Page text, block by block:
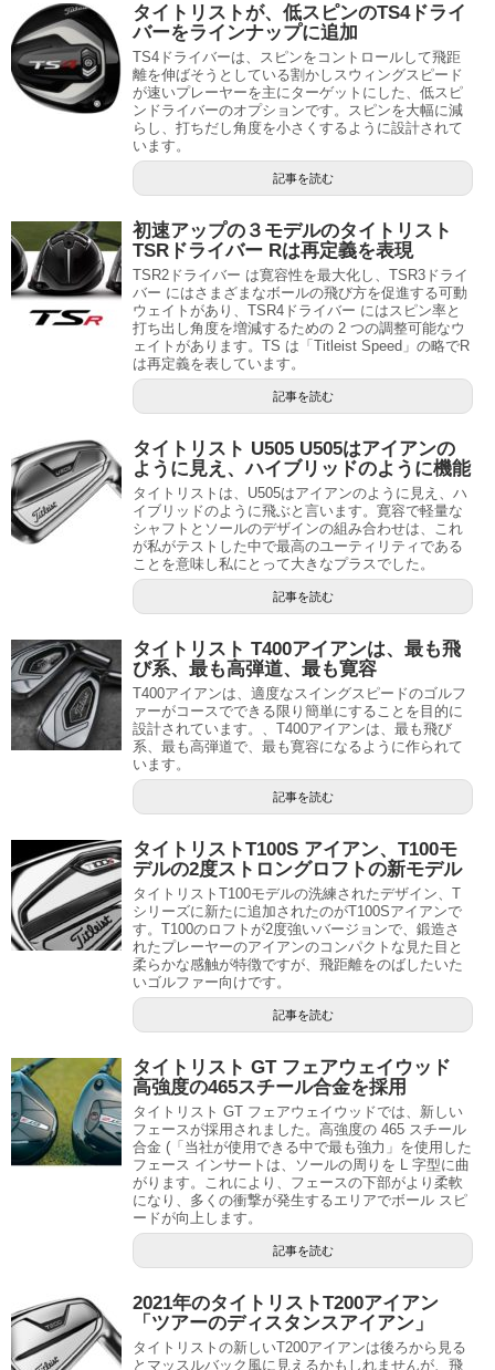
タイトリストが、低スピンのTS4ドライ
バーをラインナップに追加
TS4ドライバーは、スピンをコントロールして飛距
離を伸ばそうとしている割かしスウィングスピード
が速いプレーヤーを主にターゲットにした、低スピ
ンドライバーのオプションです。スピンを大幅に減
らし、打ちだし角度を小さくするように設計されて
います。
記事を読む
初速アップの３モデルのタイトリスト
TSRドライバー Rは再定義を表現
TSR2ドライバー は寛容性を最大化し、TSR3ドライ
バー にはさまざまなボールの飛び方を促進する可動
ウェイトがあり、TSR4ドライバー にはスピン率と
打ち出し角度を増減するための 2 つの調整可能なウ
ェイトがあります。TS は「Titleist Speed」の略でR
は再定義を表しています。
記事を読む
タイトリスト U505 U505はアイアンの
ように見え、ハイブリッドのように機能
タイトリストは、U505はアイアンのように見え、ハ
イブリッドのように飛ぶと言います。寛容で軽量な
シャフトとソールのデザインの組み合わせは、これ
が私がテストした中で最高のユーティリティである
ことを意味し私にとって大きなプラスでした。
記事を読む
タイトリスト T400アイアンは、最も飛
び系、最も高弾道、最も寛容
T400アイアンは、適度なスイングスピードのゴルフ
ァーがコースでできる限り簡単にすることを目的に
設計されています。、T400アイアンは、最も飛び
系、最も高弾道で、最も寛容になるように作られて
います。
記事を読む
タイトリストT100S アイアン、T100モ
デルの2度ストロングロフトの新モデル
タイトリストT100モデルの洗練されたデザイン、T
シリーズに新たに追加されたのがT100Sアイアンで
す。T100のロフトが2度強いバージョンで、鍛造さ
れたプレーヤーのアイアンのコンパクトな見た目と
柔らかな感触が特徴ですが、飛距離をのばしたいた
いゴルファー向けです。
記事を読む
タイトリスト GT フェアウェイウッド
高強度の465スチール合金を採用
タイトリスト GT フェアウェイウッドでは、新しい
フェースが採用されました。高強度の 465 スチール
合金 (「当社が使用できる中で最も強力」を使用した
フェース インサートは、ソールの周りを L 字型に曲
がります。これにより、フェースの下部がより柔軟
になり、多くの衝撃が発生するエリアでボール スピ
ードが向上します。
記事を読む
2021年のタイトリストT200アイアン
「ツアーのディスタンスアイアン」
タイトリストの新しいT200アイアンは後ろから見る
とマッスルバック風に見えるかもしれませんが、飛